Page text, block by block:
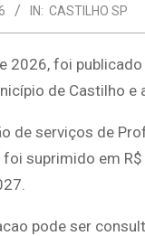
IN: CASTILHO SP
2026, foi
de Castilho e
de serviços de
suprimido em
pode ser